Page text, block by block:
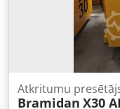
Atkritumu
Bramidan X30